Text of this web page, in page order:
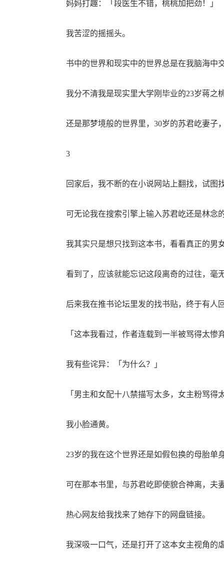
妈妈打趣：「段医生不错，桃桃加把劲！」
我苦涩的摇摇头。
书中的世界和现实中的世界总是在我脑海中
我分不清我是现实里大学刚毕业的23岁蒋之
还是那梦境般的世界里，30岁的苏君屹妻子
3
回家后，我不断的在小说网站上翻找，试图
可无论我在搜索引擎上输入苏君屹还是林念
我其实只是想只找到这本书，看看真正的男
看到了，应该就能忘记这段离奇的过往，毫
后来我在推书论坛里发的找书贴，终于有人
「这本我看过，作者连载到一半被骂得太惨
我有些诧异：「为什么？」
「男主和女配十八禁描写太多，女主粉骂得
我小脸通黄。
23岁的我在这个世界还是如假包换的母胎单
可在那本书里，与苏君屹即使貌合神离，夫
热心网友给我找来了她存下的网盘链接。
我深吸一口气，还是打开了这本女主视角的